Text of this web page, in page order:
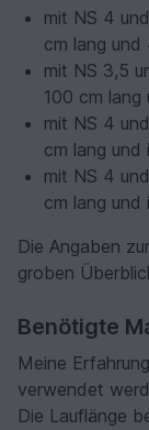
mit NS 4
cm lang
mit NS 3,5
100 cm
mit NS 4
cm lang
mit NS 4
cm lang
Die Angaben
groben
Benötigte
Meine
verwendet
Die Lauflänge